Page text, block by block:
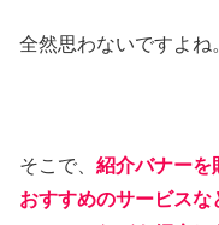
全然思わないですよね
そこで、 紹介バナーを
おすすめのサービス